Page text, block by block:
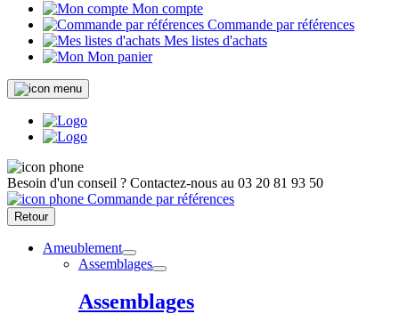
Mon compte
Commande par références
Mes listes d'achats
Mon panier
Besoin d'un conseil ? Contactez-nous au 03 20 81 93 50
Commande par références
Retour
Ameublement
Assemblages
Assemblages